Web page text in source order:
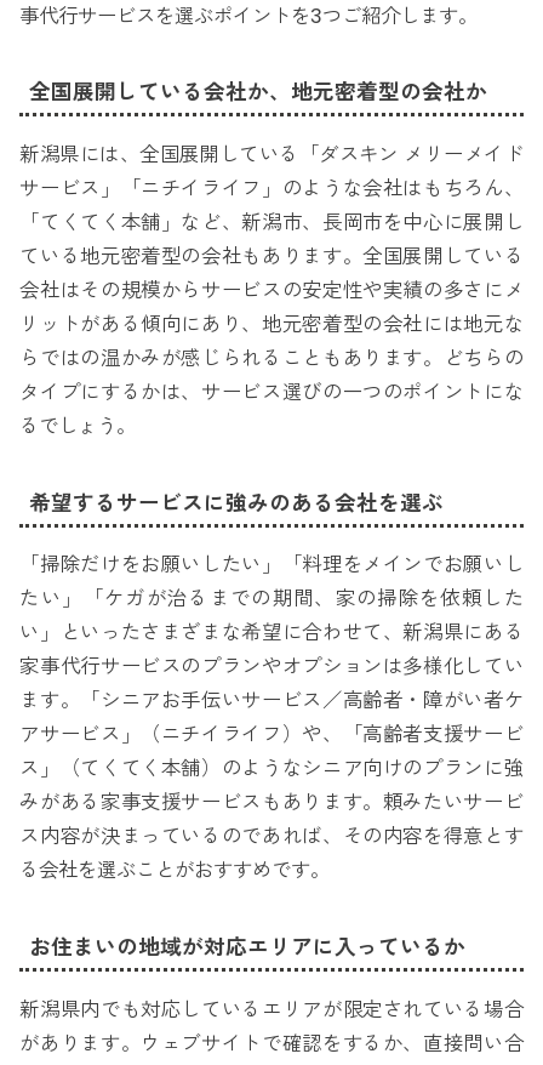
事代行サービスを選ぶポイントを3つご紹介します。
全国展開している会社か、地元密着型の会社か
新潟県には、全国展開している「ダスキン メリーメイド
サービス」「ニチイライフ」のような会社はもちろん、
「てくてく本舗」など、新潟市、長岡市を中心に展開し
ている地元密着型の会社もあります。全国展開している
会社はその規模からサービスの安定性や実績の多さにメ
リットがある傾向にあり、地元密着型の会社には地元な
らではの温かみが感じられることもあります。どちらの
タイプにするかは、サービス選びの一つのポイントにな
るでしょう。
希望するサービスに強みのある会社を選ぶ
「掃除だけをお願いしたい」「料理をメインでお願いし
たい」「ケガが治るまでの期間、家の掃除を依頼した
い」といったさまざまな希望に合わせて、新潟県にある
家事代行サービスのプランやオプションは多様化してい
ます。「シニアお手伝いサービス／高齢者・障がい者ケ
アサービス」（ニチイライフ）や、「高齢者支援サービ
ス」（てくてく本舗）のようなシニア向けのプランに強
みがある家事支援サービスもあります。頼みたいサービ
ス内容が決まっているのであれば、その内容を得意とす
る会社を選ぶことがおすすめです。
お住まいの地域が対応エリアに入っているか
新潟県内でも対応しているエリアが限定されている場合
があります。ウェブサイトで確認をするか、直接問い合